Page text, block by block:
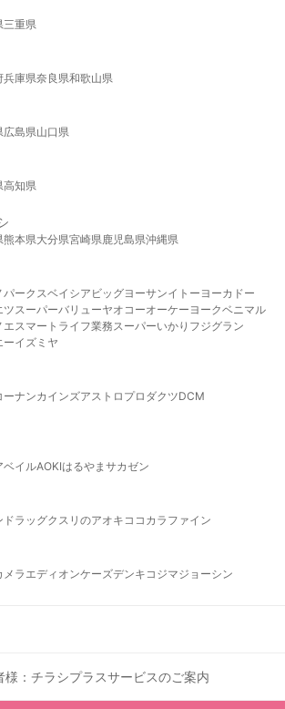
三重県
兵庫県奈良県和歌山県
広島県山口県
高知県
熊本県大分県宮崎県鹿児島県沖縄県
パークスベイシア ビッグヨーサンイトーヨーカドー
ツスーパーバリューヤオコーオーケー ヨークベニマル
エスマート ライフ業務スーパーいかり フジグラン
ーイズミヤ
ーナンカインズアストロプロダクツDCM
ベイルAOKIはるやま サカゼン
ドラッグクスリのアオキ ココカラファイン
メラエディオンケーズデンキ コジマジョーシン
様：チラシプラスサービスのご案内